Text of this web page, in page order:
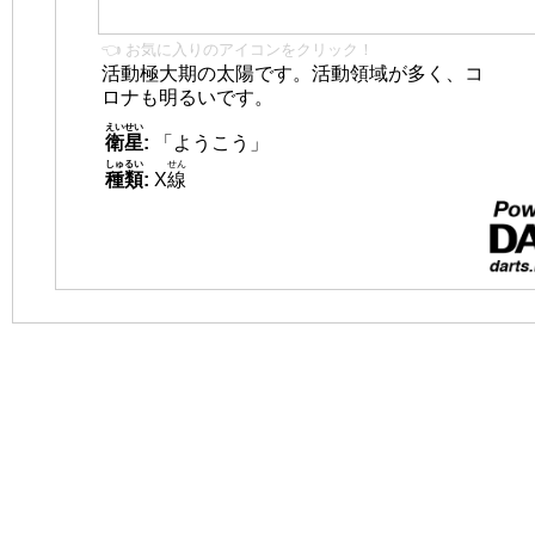
👈 お気に入りのアイコンをクリック！
活動極大期の太陽です。活動領域が多く、コ
ロナも明るいです。
衛星
えいせい
:
「ようこう」
種類
しゅるい
: X線
せん